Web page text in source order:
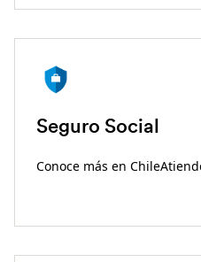
Seguro Social
Conoce más en